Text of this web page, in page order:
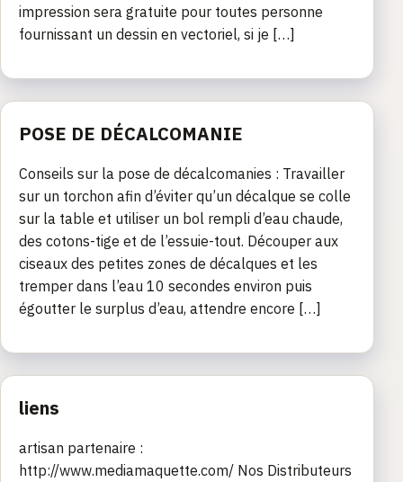
impression sera gratuite pour toutes personne
fournissant un dessin en vectoriel, si je […]
POSE DE DÉCALCOMANIE
Conseils sur la pose de décalcomanies : Travailler
sur un torchon afin d’éviter qu’un décalque se colle
sur la table et utiliser un bol rempli d’eau chaude,
des cotons-tige et de l’essuie-tout. Découper aux
ciseaux des petites zones de décalques et les
tremper dans l’eau 10 secondes environ puis
égoutter le surplus d’eau, attendre encore […]
liens
artisan partenaire :
http://www.mediamaquette.com/ Nos Distributeurs